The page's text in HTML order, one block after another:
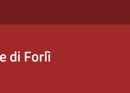
di Forlì